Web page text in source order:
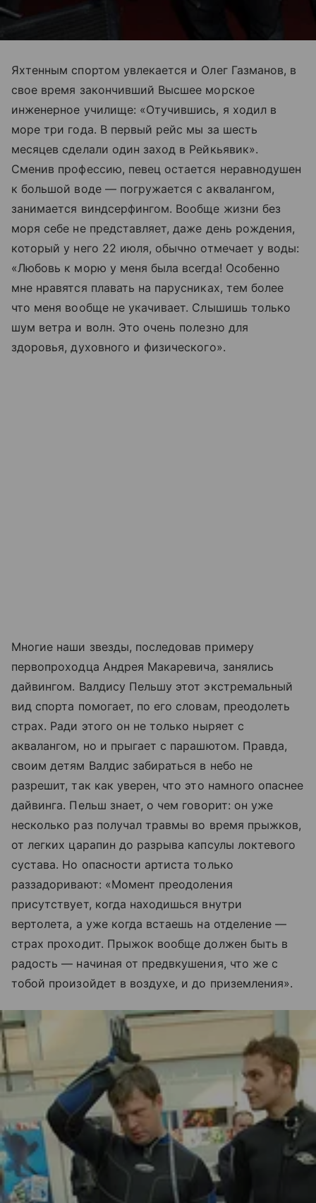
Яхтенным спортом увлекается и Олег Газманов, в
свое время закончивший Высшее морское
инженерное училище: «Отучившись, я ходил в
море три года. В первый рейс мы за шесть
месяцев сделали один заход в Рейкьявик».
Сменив профессию, певец остается неравнодушен
к большой воде — погружается с аквалангом,
занимается виндсерфингом. Вообще жизни без
моря себе не представляет, даже день рождения,
который у него 22 июля, обычно отмечает у воды:
«Любовь к морю у меня была всегда! Особенно
мне нравятся плавать на парусниках, тем более
что меня вообще не укачивает. Слышишь только
шум ветра и волн. Это очень полезно для
здоровья, духовного и физического».
Многие наши звезды, последовав примеру
первопроходца Андрея Макаревича, занялись
дайвингом. Валдису Пельшу этот экстремальный
вид спорта помогает, по его словам, преодолеть
страх. Ради этого он не только ныряет с
аквалангом, но и прыгает с парашютом. Правда,
своим детям Валдис забираться в небо не
разрешит, так как уверен, что это намного опаснее
дайвинга. Пельш знает, о чем говорит: он уже
несколько раз получал травмы во время прыжков,
от легких царапин до разрыва капсулы локтевого
сустава. Но опасности артиста только
раззадоривают: «Момент преодоления
присутствует, когда находишься внутри
вертолета, а уже когда встаешь на отделение —
страх проходит. Прыжок вообще должен быть в
радость — начиная от предвкушения, что же с
тобой произойдет в воздухе, и до приземления».